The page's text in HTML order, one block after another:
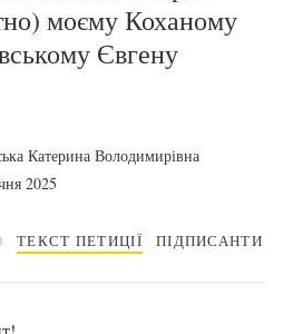
моєму Коханому
Євгену
Катерина Володимирівна
2025
ТЕКСТ ПЕТИЦІЇ ПІДПИСАНТИ